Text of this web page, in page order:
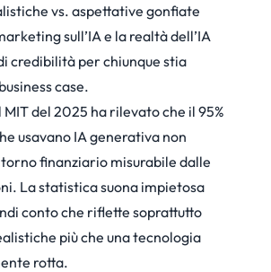
vs. aspettative gonfiate
sull’IA e la realtà dell’IA
credibilità per chiunque stia
case.
del 2025 ha rilevato che il 95%
usavano IA generativa non
finanziario misurabile dalle
La statistica suona impietosa
conto che riflette soprattutto
più che una tecnologia
rotta.